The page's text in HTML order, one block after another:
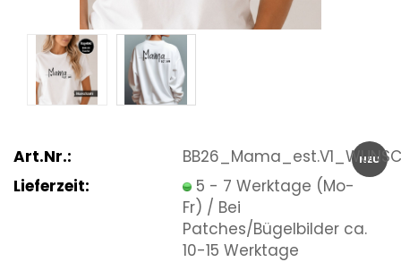
NEU
Art.Nr.:
Lieferzeit:
5 - 7 Werktage (Mo-
Fr) / Bei
Patches/Bügelbilder ca.
10-15 Werktage